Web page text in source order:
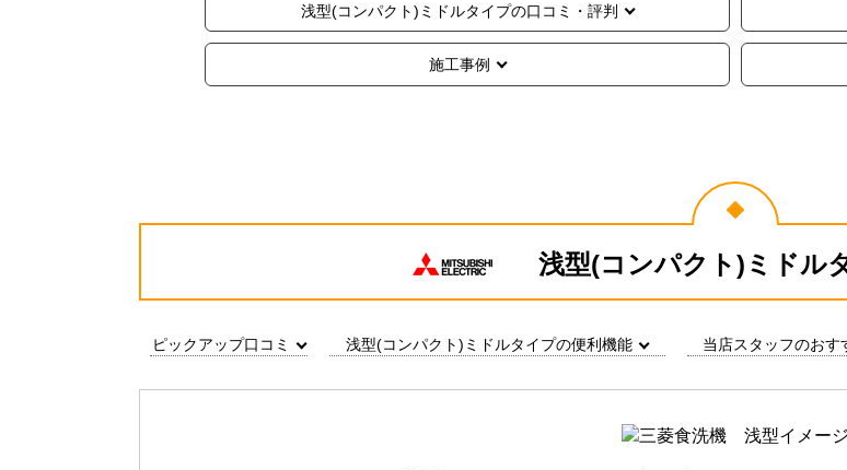
浅型(コンパクト)ミドルタイプの口コミ・評判
施工事例
浅型(コンパクト)ミドル
ピックアップ口コミ 浅型(コンパクト)ミドルタイプの便利機能 当店スタッフのおす